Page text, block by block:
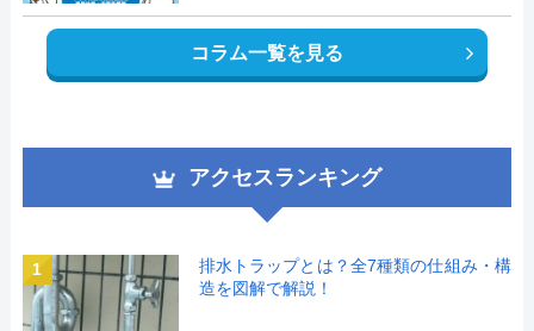
コラム一覧を見る
アクセスランキング
1
排水トラップとは？全7種類の仕組み・構
造を図解で解説！